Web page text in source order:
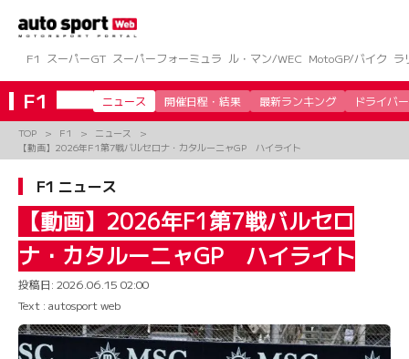
ツ
へ
ス
キ
プ
F1 スーパーGT スーパーフォーミュラ ル・マン/WEC MotoGP/バイク ラ
F1 ニュース 開催日程・結果 最新ランキング ドライバー
TOP F1
ニュース
【動画】2026年F1第7戦バルセロナ・カタルーニャGP ハイライト
F1 ニュース
【動画】2026年F1第7戦バルセロ
ナ・カタルーニャGP ハイライト
投稿日: 2026.06.15 02:00
Text : autosport web